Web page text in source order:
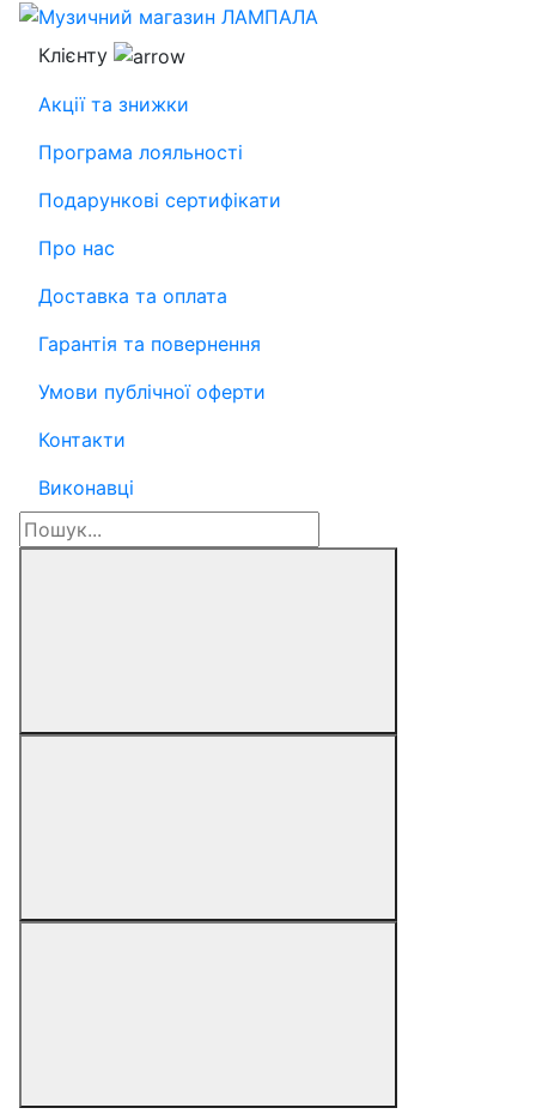
Клієнту
Акції та знижки
Програма лояльності
Подарункові сертифікати
Про нас
Доставка та оплата
Гарантія та повернення
Умови публічної оферти
Контакти
Виконавці